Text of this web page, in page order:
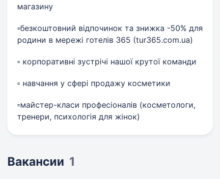
магазину
▫️безкоштовний відпочинок та знижка -50% для
родини в мережі готелів 365 (tur365.com.ua)
▫️ корпоративні зустрічі нашої крутої команди
▫️ навчання у сфері продажу косметики
▫️майстер-класи професіоналів (косметологи,
тренери, психологія для жінок)
Вакансии 1